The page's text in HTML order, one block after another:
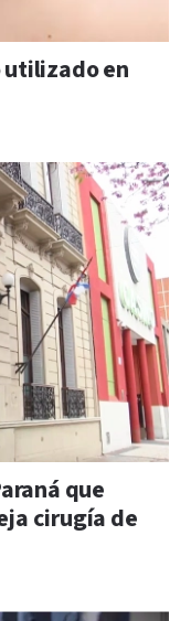
utilizado en
que
cirugía de